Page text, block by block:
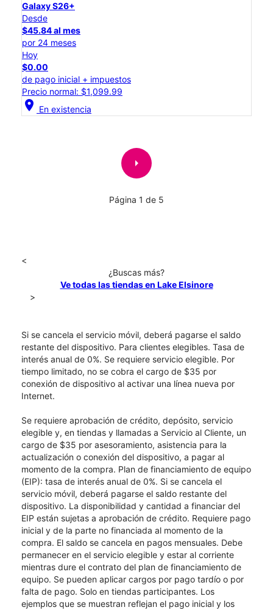
Galaxy S26+
Desde
$45.84 al mes
por 24 meses
Hoy
$0.00
de pago inicial + impuestos
Precio normal: $1,099.99
location_on En existencia
arrow_right
Página 1 de 5
<
¿Buscas más?
Ve todas las tiendas en Lake Elsinore
>
Si se cancela el servicio móvil, deberá pagarse el saldo
restante del dispositivo. Para clientes elegibles. Tasa de
interés anual de 0%. Se requiere servicio elegible. Por
tiempo limitado, no se cobra el cargo de $35 por
conexión de dispositivo al activar una línea nueva por
Internet.
Se requiere aprobación de crédito, depósito, servicio
elegible y, en tiendas y llamadas a Servicio al Cliente, un
cargo de $35 por asesoramiento, asistencia para la
actualización o conexión del dispositivo, a pagar al
momento de la compra. Plan de financiamiento de equipo
(EIP): tasa de interés anual de 0%. Si se cancela el
servicio móvil, deberá pagarse el saldo restante del
dispositivo. La disponibilidad y cantidad a financiar del
EIP están sujetas a aprobación de crédito. Requiere pago
inicial y de la parte no financiada al momento de la
compra. El saldo se cancela en pagos mensuales. Debe
permanecer en el servicio elegible y estar al corriente
mientras dure el contrato del plan de financiamiento de
equipo. Se pueden aplicar cargos por pago tardío o por
falta de pago. Solo en tiendas participantes. Los
ejemplos que se muestran reflejan el pago inicial y los